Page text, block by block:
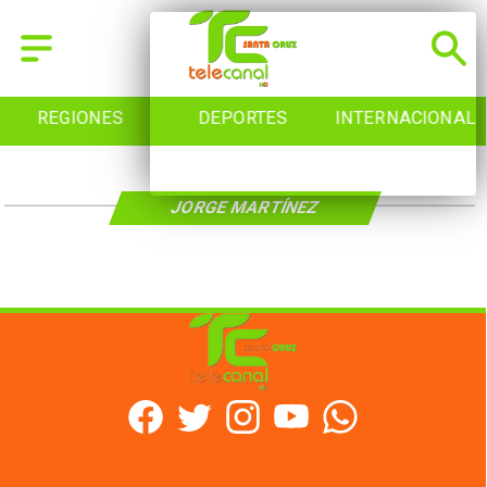
REGIONES DEPORTES INTERNACIONAL
JORGE MARTÍNEZ